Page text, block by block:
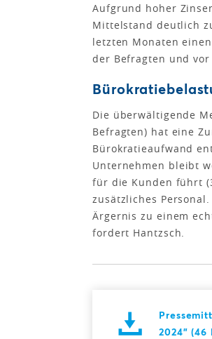
Aufgrund hoher
Mittelstand deutlich
letzten Monaten
der Befragten und
Die überwältigende
Befragten) hat eine
Bürokratieaufwand
Unternehmen bleibt
für die Kunden führt
zusätzliches
Ärgernis zu einem
fordert Hantzsch.
2024" (46